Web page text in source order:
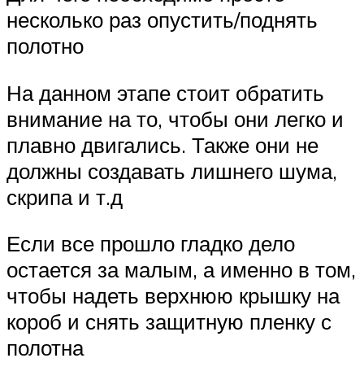
несколько раз опустить/поднять
полотно
На данном этапе стоит обратить
внимание на то, чтобы они легко и
плавно двигались. Также они не
должны создавать лишнего шума,
скрипа и т.д
Если все прошло гладко дело
остается за малым, а именно в том,
чтобы надеть верхнюю крышку на
короб и снять защитную пленку с
полотна